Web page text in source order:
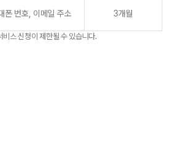
폰 번호, 이메일 주소 3개월
스 신청이 제한될 수 있습니다.